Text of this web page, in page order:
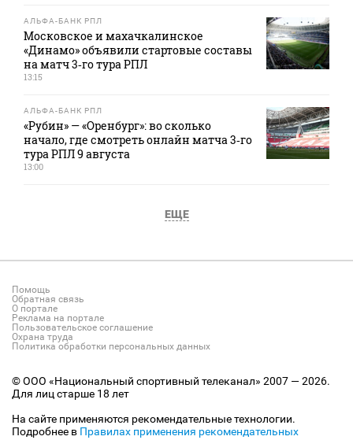
АЛЬФА-БАНК РПЛ
Московское и махачкалинское
«Динамо» объявили стартовые составы
на матч 3‑го тура РПЛ
13:15
АЛЬФА-БАНК РПЛ
«Рубин» — «Оренбург»: во сколько
начало, где смотреть онлайн матча 3‑го
тура РПЛ 9 августа
13:00
ЕЩЕ
Помощь
Обратная связь
О портале
Реклама на портале
Пользовательское соглашение
Охрана труда
Политика обработки персональных данных
© ООО «Национальный спортивный телеканал» 2007 — 2026.
Для лиц старше 18 лет
На сайте применяются рекомендательные технологии.
Подробнее в Правилах применения рекомендательных